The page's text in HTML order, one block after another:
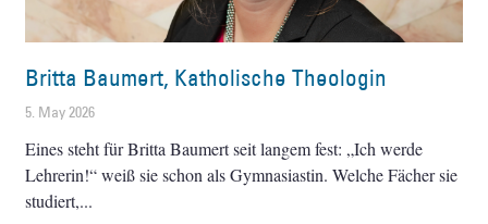
Britta Baumert, Katholische Theologin
5. May 2026
Eines steht für Britta Baumert seit langem fest: „Ich werde
Lehrerin!“ weiß sie schon als Gymnasiastin. Welche Fächer sie
studiert,